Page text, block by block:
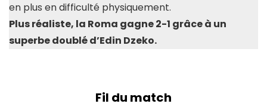
en plus en difficulté physiquement.
Plus réaliste, la Roma gagne 2-1 grâce à un
superbe doublé d’Edin Dzeko.
Fil du match